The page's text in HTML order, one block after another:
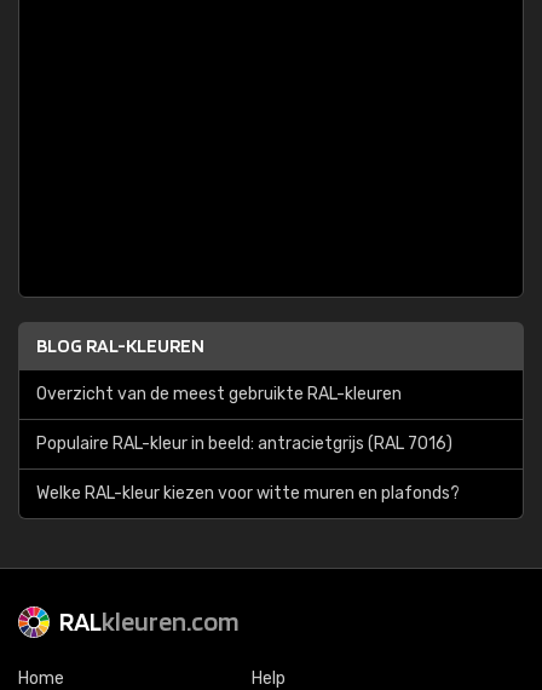
BLOG RAL-KLEUREN
Overzicht van de meest gebruikte RAL-kleuren
Populaire RAL-kleur in beeld: antracietgrijs (RAL 7016)
Welke RAL-kleur kiezen voor witte muren en plafonds?
RALkleuren.com
Home
Help